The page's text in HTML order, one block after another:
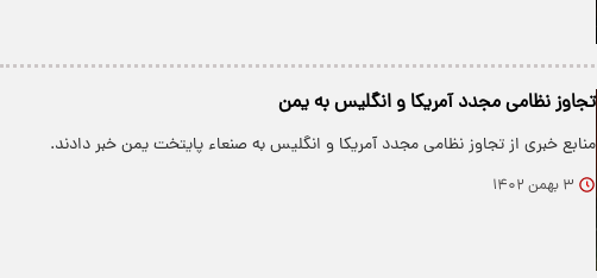
تجاوز نظامی مجدد آمریکا و انگلیس به یمن
منابع خبری از تجاوز نظامی مجدد آمریکا و انگلیس به صنعاء پایتخت یمن خبر دادند.
۳ بهمن ۱۴۰۲